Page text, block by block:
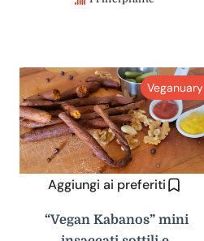
Aggiungi ai preferiti
Veganuary
“Vegan Kabanos” mini